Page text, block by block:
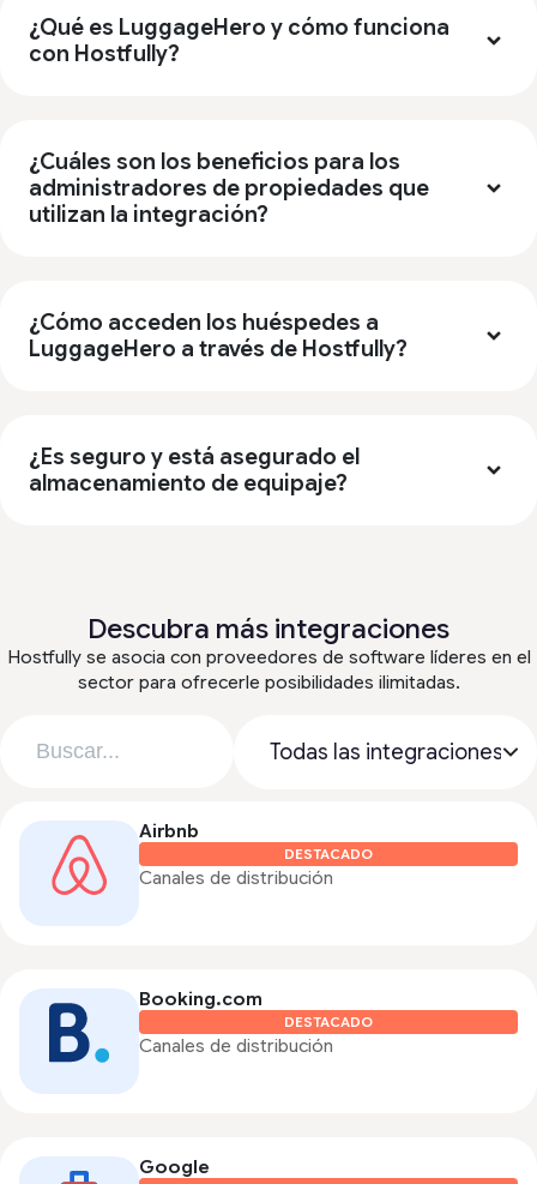
¿Qué es LuggageHero y cómo funciona
con Hostfully?
¿Cuáles son los beneficios para los
administradores de propiedades que
utilizan la integración?
¿Cómo acceden los huéspedes a
LuggageHero a través de Hostfully?
¿Es seguro y está asegurado el
almacenamiento de equipaje?
Descubra más integraciones
Hostfully se asocia con proveedores de software líderes en el
sector para ofrecerle posibilidades ilimitadas.
Airbnb
DESTACADO
Canales de distribución
Booking.com
DESTACADO
Canales de distribución
Google